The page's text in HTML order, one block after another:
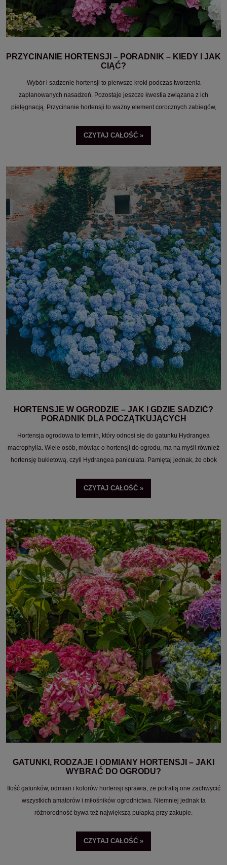
PRZYCINANIE HORTENSJI – PORADNIK – KIEDY I JAK
CIĄĆ?
Wybór i sadzenie hortensji to pierwsze kroki podczas tworzenia
zaplanowanych nasadzeń. Pozostaje jeszcze kwestia związana z ich
pielęgnacją. Przycinanie hortensji to ważny element corocznych zabiegów,
zagrożenie.
CZYTAJ CAŁOŚĆ »
HORTENSJE W OGRODZIE – JAK I GDZIE SADZIĆ?
PORADNIK DLA POCZĄTKUJĄCYCH
Hortensja ogrodowa to termin, który odnosi się do gatunku Hydrangea
macrophylla. Wiele osób, mówiąc o hortensji do ogrodu, ma na myśli również
hortensję bukietową, czyli Hydrangea paniculata. Pamiętaj jednak, że obok
dębolistne, krzewiaste oraz pnące. Każda z nich ma nieco inne wymagania, o
których musisz wiedzieć podczas sadzenia i pielęgnacji.
CZYTAJ CAŁOŚĆ »
GATUNKI, RODZAJE I ODMIANY HORTENSJI – JAKI
WYBRAĆ DO OGRODU?
Ilość gatunków, odmian i kolorów hortensji sprawia, że potrafią one zachwycić
wszystkich amatorów i miłośników ogrodnictwa. Niemniej jednak ta
różnorodność bywa też największą pułapką przy zakupie.
CZYTAJ CAŁOŚĆ »